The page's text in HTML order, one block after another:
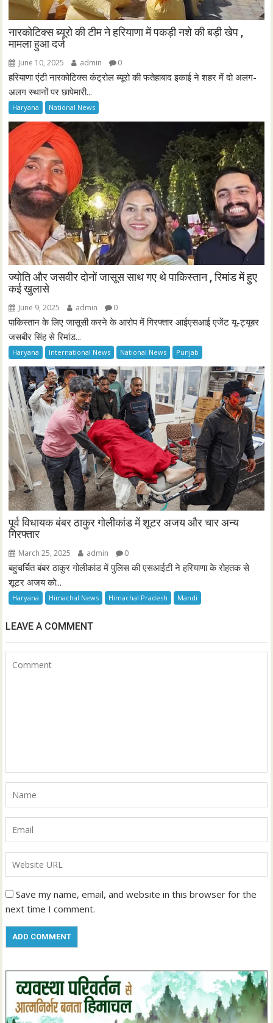
नारकोटिक्स ब्यूरो की टीम ने हरियाणा में पकड़ी नशे की बड़ी खेप ,
मामला हुआ दर्ज
June 10, 2025 admin 0
हरियाणा एंटी नारकोटिक्स कंट्रोल ब्यूरो की फतेहाबाद इकाई ने शहर में दो अलग-
अलग स्थानों पर छापेमारी...
Haryana National News
ज्योति और जसवीर दोनों जासूस साथ गए थे पाकिस्तान , रिमांड में हुए
कई खुलासे
June 9, 2025 admin 0
पाकिस्तान के लिए जासूसी करने के आरोप में गिरफ्तार आईएसआई एजेंट यू-ट्यूबर
जसबीर सिंह से रिमांड...
Haryana International News National News Punjab
पूर्व विधायक बंबर ठाकुर गोलीकांड में शूटर अजय और चार अन्य
गिरफ्तार
March 25, 2025 admin 0
बहुचर्चित बंबर ठाकुर गोलीकांड में पुलिस की एसआईटी ने हरियाणा के रोहतक से
शूटर अजय को...
Haryana Himachal News Himachal Pradesh Mandi
LEAVE A COMMENT
Save my name, email, and website in this browser for the
next time I comment.